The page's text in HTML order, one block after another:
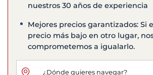
nuestros 30 años de experiencia
Mejores precios garantizados: Si
precio más bajo en otro lugar,
comprometemos a igualarlo.